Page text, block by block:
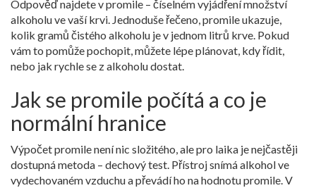
Odpověď najdete v promile – číselném vyjádření množství
alkoholu ve vaší krvi. Jednoduše řečeno, promile ukazuje,
kolik gramů čistého alkoholu je v jednom litrů krve. Pokud
vám to pomůže pochopit, můžete lépe plánovat, kdy řídit,
nebo jak rychle se z alkoholu dostat.
Jak se promile počítá a co je
normální hranice
Výpočet promile není nic složitého, ale pro laika je nejčastěji
dostupná metoda – dechový test. Přístroj snímá alkohol ve
vydechovaném vzduchu a převádí ho na hodnotu promile. V